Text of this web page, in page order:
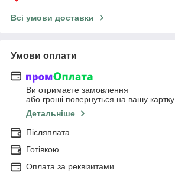
Всі умови доставки
Умови оплати
Ви отримаєте замовлення
або гроші повернуться на вашу картку
Детальніше
Післяплата
Готівкою
Оплата за реквізитами